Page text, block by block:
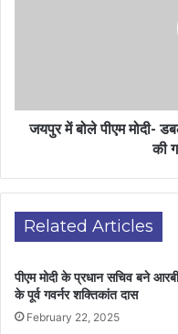
जयपुर में बोले पीएम मोदी-
की
Related Articles
पीएम मोदी के प्रधान सचिव बने
के पूर्व गवर्नर शक्तिकांत दास
February 22, 2025